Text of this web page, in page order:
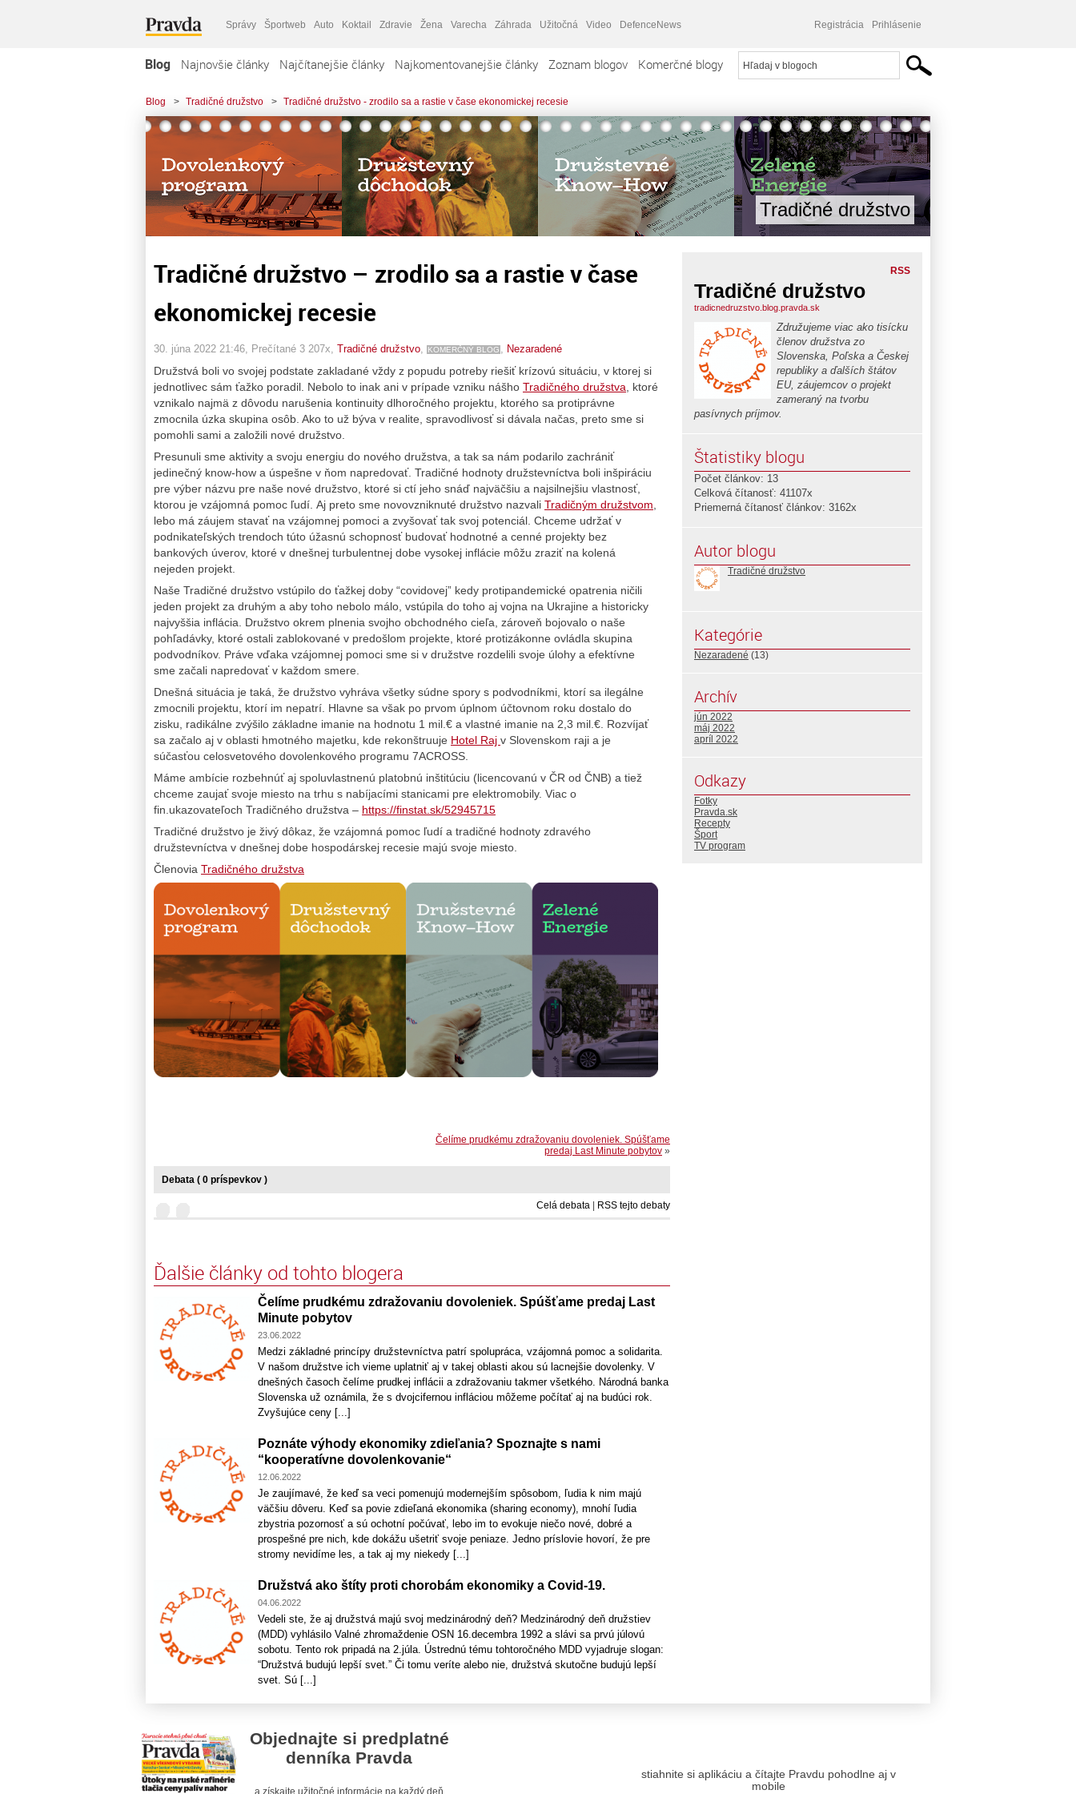
Správy Športweb Auto Koktail Zdravie Žena Varecha Záhrada Užitočná Video DefenceNews Registrácia Prihlásenie
Blog Najnovšie články Najčítanejšie články Najkomentovanejšie články Zoznam blogov Komerčné blogy
Blog > Tradičné družstvo > Tradičné družstvo - zrodilo sa a rastie v čase ekonomickej recesie
Tradičné družstvo
Tradičné družstvo – zrodilo sa a rastie v čase
ekonomickej recesie
30. júna 2022 21:46 , Prečítané 3 207x, Tradičné družstvo KOMERČNÝ BLOG Nezaradené
Družstvá boli vo svojej podstate zakladané vždy z popudu potreby riešiť krízovú situáciu, v ktorej si
jednotlivec sám ťažko poradil. Nebolo to inak ani v prípade vzniku nášho Tradičného družstva , ktoré
vznikalo najmä z dôvodu narušenia kontinuity dlhoročného projektu, ktorého sa protiprávne
zmocnila úzka skupina osôb. Ako to už býva v realite, spravodlivosť si dávala načas, preto sme si
pomohli sami a založili nové družstvo.
Presunuli sme aktivity a svoju energiu do nového družstva, a tak sa nám podarilo zachrániť
jedinečný know-how a úspešne v ňom napredovať. Tradičné hodnoty družstevníctva boli inšpiráciu
pre výber názvu pre naše nové družstvo, ktoré si ctí jeho snáď najväčšiu a najsilnejšiu vlastnosť,
ktorou je vzájomná pomoc ľudí. Aj preto sme novovzniknuté družstvo nazvali Tradičným družstvom
lebo má záujem stavať na vzájomnej pomoci a zvyšovať tak svoj potenciál. Chceme udržať v
podnikateľských trendoch túto úžasnú schopnosť budovať hodnotné a cenné projekty bez
bankových úverov, ktoré v dnešnej turbulentnej dobe vysokej inflácie môžu zraziť na kolená
nejeden projekt.
Naše Tradičné družstvo vstúpilo do ťažkej doby “covidovej” kedy protipandemické opatrenia ničili
jeden projekt za druhým a aby toho nebolo málo, vstúpila do toho aj vojna na Ukrajine a historicky
najvyššia inflácia. Družstvo okrem plnenia svojho obchodného cieľa, zároveň bojovalo o naše
pohľadávky, ktoré ostali zablokované v predošlom projekte, ktoré protizákonne ovládla skupina
podvodníkov. Práve vďaka vzájomnej pomoci sme si v družstve rozdelili svoje úlohy a efektívne
sme začali napredovať v každom smere.
Dnešná situácia je taká, že družstvo vyhráva všetky súdne spory s podvodníkmi, ktorí sa ilegálne
zmocnili projektu, ktorí im nepatrí. Hlavne sa však po prvom úplnom účtovnom roku dostalo do
zisku, radikálne zvýšilo základne imanie na hodnotu 1 mil.€ a vlastné imanie na 2,3 mil.€. Rozvíjať
sa začalo aj v oblasti hmotného majetku, kde rekonštruuje Hotel Raj v Slovenskom raji a je
súčasťou celosvetového dovolenkového programu 7ACROSS.
Máme ambície rozbehnúť aj spoluvlastnenú platobnú inštitúciu (licencovanú v ČR od ČNB) a tiež
chceme zaujať svoje miesto na trhu s nabíjacími stanicami pre elektromobily. Viac o
fin.ukazovateľoch Tradičného družstva – https://finstat.sk/52945715
Tradičné družstvo je živý dôkaz, že vzájomná pomoc ľudí a tradičné hodnoty zdravého
družstevníctva v dnešnej dobe hospodárskej recesie majú svoje miesto.
Členovia Tradičného družstva
Čelíme prudkému zdražovaniu dovoleniek. Spúšťame
predaj Last Minute pobytov »
Debata ( 0 príspevkov )
Celá debata RSS tejto debaty
Ďalšie články od tohto blogera
Čelíme prudkému zdražovaniu dovoleniek. Spúšťame predaj Last
Minute pobytov
23.06.2022
Medzi základné princípy družstevníctva patrí spolupráca, vzájomná pomoc a solidarita.
V našom družstve ich vieme uplatniť aj v takej oblasti akou sú lacnejšie dovolenky. V
dnešných časoch čelíme prudkej inflácii a zdražovaniu takmer všetkého. Národná banka
Slovenska už oznámila, že s dvojcifernou infláciou môžeme počítať aj na budúci rok.
Zvyšujúce ceny [...]
Poznáte výhody ekonomiky zdieľania? Spoznajte s nami
“kooperatívne dovolenkovanie“
12.06.2022
Je zaujímavé, že keď sa veci pomenujú modernejším spôsobom, ľudia k nim majú
väčšiu dôveru. Keď sa povie zdieľaná ekonomika (sharing economy), mnohí ľudia
zbystria pozornosť a sú ochotní počúvať, lebo im to evokuje niečo nové, dobré a
prospešné pre nich, kde dokážu ušetriť svoje peniaze. Jedno príslovie hovorí, že pre
stromy nevidíme les, a tak aj my niekedy [...]
Družstvá ako štíty proti chorobám ekonomiky a Covid-19.
04.06.2022
Vedeli ste, že aj družstvá majú svoj medzinárodný deň? Medzinárodný deň družstiev
(MDD) vyhlásilo Valné zhromaždenie OSN 16.decembra 1992 a slávi sa prvú júlovú
sobotu. Tento rok pripadá na 2.júla. Ústrednú tému tohtoročného MDD vyjadruje slogan:
“Družstvá budujú lepší svet.” Či tomu veríte alebo nie, družstvá skutočne budujú lepší
svet. Sú [...]
RSS
Tradičné družstvo
tradicnedruzstvo.blog.pravda.sk
Združujeme viac ako tisícku
členov družstva zo
Slovenska, Poľska a Českej
republiky a ďalších štátov
EU, záujemcov o projekt
zameraný na tvorbu
pasívnych príjmov.
Štatistiky blogu
Počet článkov: 13
Celková čítanosť: 41107x
Priemerná čítanosť článkov: 3162x
Autor blogu
Tradičné družstvo
Kategórie
Nezaradené (13)
Archív
jún 2022
máj 2022
apríl 2022
Odkazy
Fotky
Pravda.sk
Recepty
Šport
TV program
Objednajte si predplatné
denníka Pravda
stiahnite si aplikáciu a čítajte Pravdu pohodlne aj v
mobile